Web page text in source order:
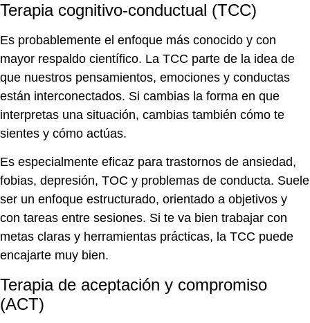
Terapia cognitivo-conductual (TCC)
Es probablemente el enfoque más conocido y con
mayor respaldo científico. La TCC parte de la idea de
que nuestros pensamientos, emociones y conductas
están interconectados. Si cambias la forma en que
interpretas una situación, cambias también cómo te
sientes y cómo actúas.
Es especialmente eficaz para trastornos de ansiedad,
fobias, depresión, TOC y problemas de conducta. Suele
ser un enfoque estructurado, orientado a objetivos y
con tareas entre sesiones. Si te va bien trabajar con
metas claras y herramientas prácticas, la TCC puede
encajarte muy bien.
Terapia de aceptación y compromiso
(ACT)